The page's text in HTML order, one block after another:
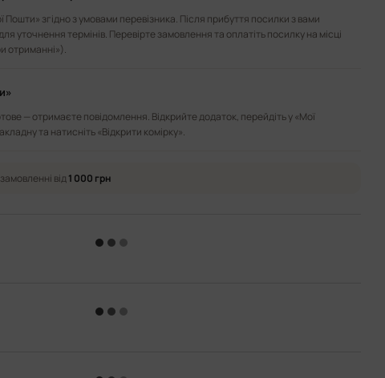
згідно з умовами перевізника. Після прибуття посилки з вами
уточнення термінів. Перевірте замовлення та оплатіть посилку на місці
отриманні»).
— отримаєте повідомлення. Відкрийте додаток, перейдіть у «Мої
та натисніть «Відкрити комірку».
від1 000 грн